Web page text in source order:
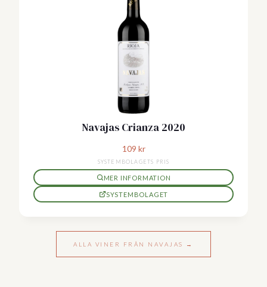
Navajas Crianza 2020
109 kr
SYSTEMBOLAGETS PRIS
MER INFORMATION
SYSTEMBOLAGET
ALLA VINER FRÅN NAVAJAS →